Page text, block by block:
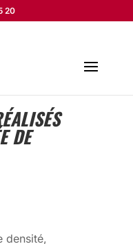
20
DE
densité,